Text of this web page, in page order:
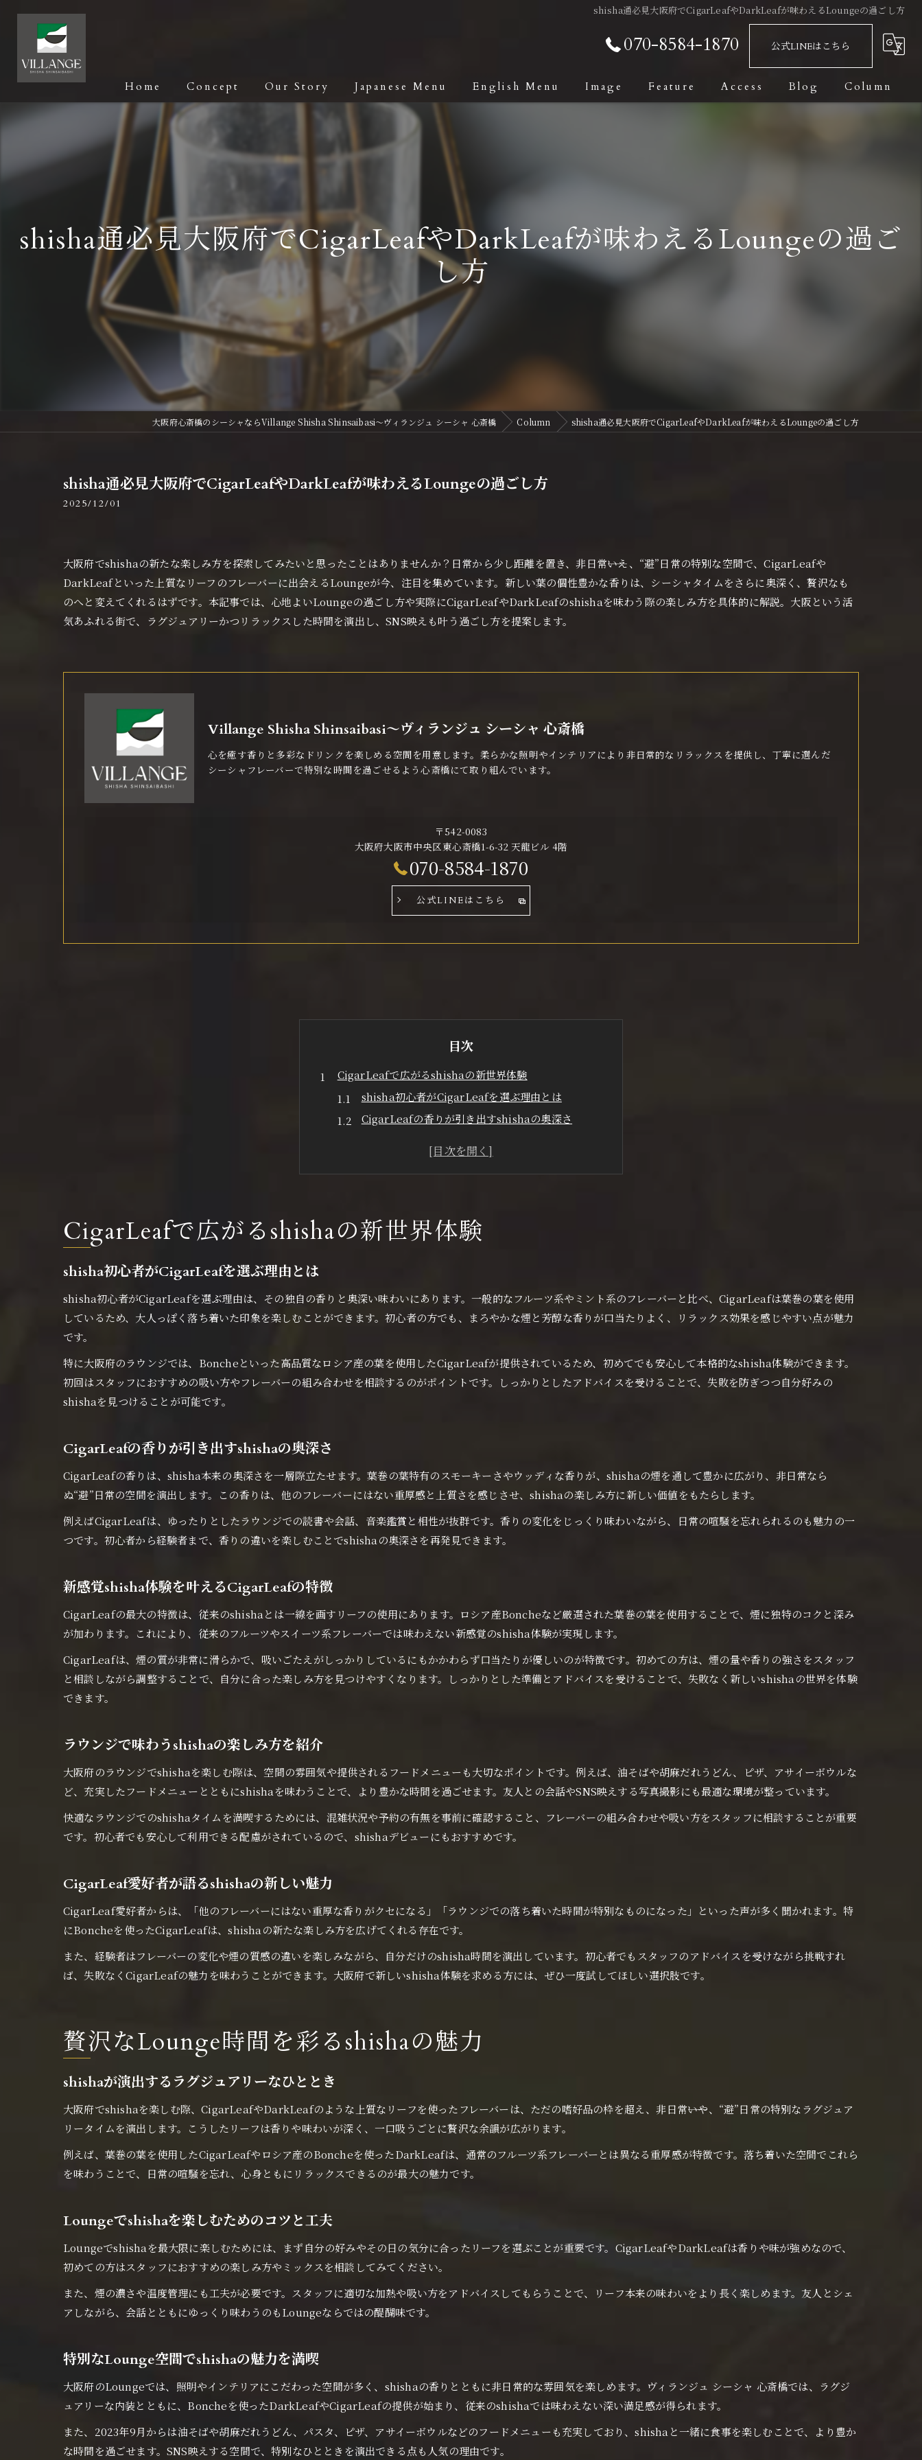
shisha通必見大阪府でCigarLeafやDarkLeafが味わえるLoungeの過ごし方
070-8584-1870 公式LINEはこちら
Home Concept Our Story Japanese Menu English Menu Image Feature
Private Room
Access Blog Column
shisha通必見大阪府でCigarLeafやDarkLeafが味わえるLoungeの過ご
し方
大阪府心斎橋のシーシャならVillange Shisha Shinsaibasi〜ヴィランジュ シーシャ 心斎橋 Column shisha通必見大阪府でCigarLeafやDarkLeafが味わえるLoungeの過ごし方
shisha通必見大阪府でCigarLeafやDarkLeafが味わえるLoungeの過ごし方
2025/12/01
大阪府でshishaの新たな楽しみ方を探索してみたいと思ったことはありませんか？日常から少し距離を置き、非日常――いえ、“避”日常の特別な空間で、CigarLeafや
DarkLeafといった上質なリーフのフレーバーに出会えるLoungeが今、注目を集めています。新しい葉の個性豊かな香りは、シーシャタイムをさらに奥深く、贅沢なも
のへと変えてくれるはずです。本記事では、心地よいLoungeの過ごし方や実際にCigarLeafやDarkLeafのshishaを味わう際の楽しみ方を具体的に解説。大阪という活
気あふれる街で、ラグジュアリーかつリラックスした時間を演出し、SNS映えも叶う過ごし方を提案します。
Villange Shisha Shinsaibasi〜ヴィランジュ シーシャ 心斎橋
心を癒す香りと多彩なドリンクを楽しめる空間を用意します。柔らかな照明やインテリアにより非日常的なリラックスを提供し、丁寧に選んだ
シーシャフレーバーで特別な時間を過ごせるよう心斎橋にて取り組んでいます。
〒542-0083
大阪府大阪市中央区東心斎橋1-6-32 天龍ビル 4階
070-8584-1870
公式LINEはこちら
目次
CigarLeafで広がるshishaの新世界体験
shisha初心者がCigarLeafを選ぶ理由とは
CigarLeafの香りが引き出すshishaの奥深さ
shishaが演出するラグジュアリーなひととき
shishaタイムを充実させるLounge選びのポイント
shishaと相性抜群のLoungeの特徴を解説
shishaで味わう大阪府の避日常空間の魅力
大阪府でshishaラウンジを選ぶときのポイント
友人と楽しむDarkLeafの香りと過ごし方
shishaで味わうDarkLeafの豊かな香り体験
友人同士でshisha DarkLeafを楽しむコツ
DarkLeaf shishaが会話を弾ませる理由
shisha初心者が大阪府で楽しむためのポイント
大阪府でshishaを満喫するための実践法
SNS映えするshisha空間の選び方とポイント
CigarLeafを楽しむshishaスポットの特徴
shisha×CigarLeafが生み出す映え写真術
SNSで注目されるshishaの過ごし方を解説
CigarLeafで広がるshishaの新世界体験
shisha初心者がCigarLeafを選ぶ理由とは
shisha初心者がCigarLeafを選ぶ理由は、その独自の香りと奥深い味わいにあります。一般的なフルーツ系やミント系のフレーバーと比べ、CigarLeafは葉巻の葉を使用
しているため、大人っぽく落ち着いた印象を楽しむことができます。初心者の方でも、まろやかな煙と芳醇な香りが口当たりよく、リラックス効果を感じやすい点が魅力
です。
特に大阪府のラウンジでは、Boncheといった高品質なロシア産の葉を使用したCigarLeafが提供されているため、初めてでも安心して本格的なshisha体験ができます。
初回はスタッフにおすすめの吸い方やフレーバーの組み合わせを相談するのがポイントです。しっかりとしたアドバイスを受けることで、失敗を防ぎつつ自分好みの
shishaを見つけることが可能です。
CigarLeafの香りが引き出すshishaの奥深さ
CigarLeafの香りは、shisha本来の奥深さを一層際立たせます。葉巻の葉特有のスモーキーさやウッディな香りが、shishaの煙を通して豊かに広がり、非日常なら
ぬ“避”日常の空間を演出します。この香りは、他のフレーバーにはない重厚感と上質さを感じさせ、shishaの楽しみ方に新しい価値をもたらします。
例えばCigarLeafは、ゆったりとしたラウンジでの読書や会話、音楽鑑賞と相性が抜群です。香りの変化をじっくり味わいながら、日常の喧騒を忘れられるのも魅力の一
つです。初心者から経験者まで、香りの違いを楽しむことでshishaの奥深さを再発見できます。
新感覚shisha体験を叶えるCigarLeafの特徴
CigarLeafの最大の特徴は、従来のshishaとは一線を画すリーフの使用にあります。ロシア産Boncheなど厳選された葉巻の葉を使用することで、煙に独特のコクと深み
が加わります。これにより、従来のフルーツやスイーツ系フレーバーでは味わえない新感覚のshisha体験が実現します。
CigarLeafは、煙の質が非常に滑らかで、吸いごたえがしっかりしているにもかかわらず口当たりが優しいのが特徴です。初めての方は、煙の量や香りの強さをスタッフ
と相談しながら調整することで、自分に合った楽しみ方を見つけやすくなります。しっかりとした準備とアドバイスを受けることで、失敗なく新しいshishaの世界を体験
できます。
ラウンジで味わうshishaの楽しみ方を紹介
大阪府のラウンジでshishaを楽しむ際は、空間の雰囲気や提供されるフードメニューも大切なポイントです。例えば、油そばや胡麻だれうどん、ピザ、アサイーボウルな
ど、充実したフードメニューとともにshishaを味わうことで、より豊かな時間を過ごせます。友人との会話やSNS映えする写真撮影にも最適な環境が整っています。
快適なラウンジでのshishaタイムを満喫するためには、混雑状況や予約の有無を事前に確認すること、フレーバーの組み合わせや吸い方をスタッフに相談することが重要
です。初心者でも安心して利用できる配慮がされているので、shishaデビューにもおすすめです。
CigarLeaf愛好者が語るshishaの新しい魅力
CigarLeaf愛好者からは、「他のフレーバーにはない重厚な香りがクセになる」「ラウンジでの落ち着いた時間が特別なものになった」といった声が多く聞かれます。特
にBoncheを使ったCigarLeafは、shishaの新たな楽しみ方を広げてくれる存在です。
また、経験者はフレーバーの変化や煙の質感の違いを楽しみながら、自分だけのshisha時間を演出しています。初心者でもスタッフのアドバイスを受けながら挑戦すれ
ば、失敗なくCigarLeafの魅力を味わうことができます。大阪府で新しいshisha体験を求める方には、ぜひ一度試してほしい選択肢です。
贅沢なLounge時間を彩るshishaの魅力
shishaが演出するラグジュアリーなひととき
大阪府でshishaを楽しむ際、CigarLeafやDarkLeafのような上質なリーフを使ったフレーバーは、ただの嗜好品の枠を超え、非日常――いや、“避”日常の特別なラグジュア
リータイムを演出します。こうしたリーフは香りや味わいが深く、一口吸うごとに贅沢な余韻が広がります。
例えば、葉巻の葉を使用したCigarLeafやロシア産のBoncheを使ったDarkLeafは、通常のフルーツ系フレーバーとは異なる重厚感が特徴です。落ち着いた空間でこれら
を味わうことで、日常の喧騒を忘れ、心身ともにリラックスできるのが最大の魅力です。
Loungeでshishaを楽しむためのコツと工夫
Loungeでshishaを最大限に楽しむためには、まず自分の好みやその日の気分に合ったリーフを選ぶことが重要です。CigarLeafやDarkLeafは香りや味が強めなので、
初めての方はスタッフにおすすめの楽しみ方やミックスを相談してみてください。
また、煙の濃さや温度管理にも工夫が必要です。スタッフに適切な加熱や吸い方をアドバイスしてもらうことで、リーフ本来の味わいをより長く楽しめます。友人とシェ
アしながら、会話とともにゆっくり味わうのもLoungeならではの醍醐味です。
特別なLounge空間でshishaの魅力を満喫
大阪府のLoungeでは、照明やインテリアにこだわった空間が多く、shishaの香りとともに非日常的な雰囲気を楽しめます。ヴィランジュ シーシャ 心斎橋では、ラグジ
ュアリーな内装とともに、Boncheを使ったDarkLeafやCigarLeafの提供が始まり、従来のshishaでは味わえない深い満足感が得られます。
また、2023年9月からは油そばや胡麻だれうどん、パスタ、ピザ、アサイーボウルなどのフードメニューも充実しており、shishaと一緒に食事を楽しむことで、より豊か
な時間を過ごせます。SNS映えする空間で、特別なひとときを演出できる点も人気の理由です。